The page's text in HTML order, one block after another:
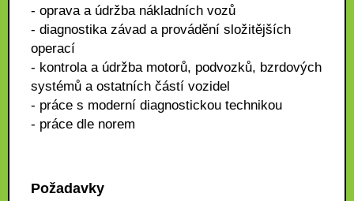
- oprava a údržba nákladních vozů
- diagnostika závad a provádění složitějších
operací
- kontrola a údržba motorů, podvozků, bzrdových
systémů a ostatních částí vozidel
- práce s moderní diagnostickou technikou
- práce dle norem
Požadavky